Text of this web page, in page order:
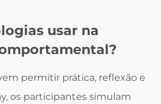
usar na
permitir prática, reflexão e
os participantes simulam